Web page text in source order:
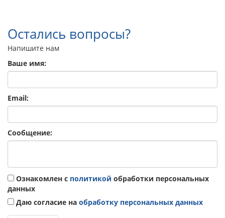
Остались вопросы?
Напишите нам
Ваше имя:
Email:
Сообщение:
Ознакомлен с политикой обработки персональных
данных
Даю согласие на обработку персональных данных